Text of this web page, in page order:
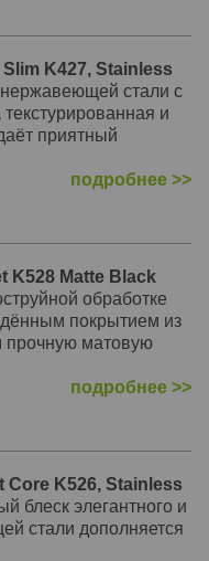
K427, Stainless
стали с
и
приятный
подробнее >>
K528 Matte Black
обработке
покрытием из
прочную матовую
подробнее >>
Core K526, Stainless
блеск элегантного и
стали дополняется